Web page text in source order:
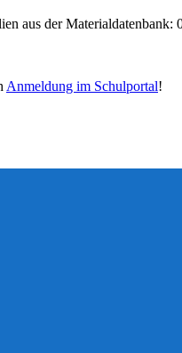
aus der Materialdatenbank:
Anmeldung im Schulportal!